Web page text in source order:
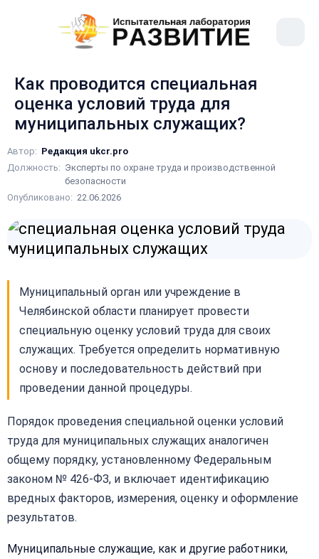
Как проводится специальная
оценка условий труда для
муниципальных служащих?
Автор: Редакция ukcr.pro
Должность: Эксперты по охране труда и производственной
безопасности
Опубликовано: 22.06.2026
Муниципальный орган или учреждение в
Челябинской области планирует провести
специальную оценку условий труда для своих
служащих. Требуется определить нормативную
основу и последовательность действий при
проведении данной процедуры.
Порядок проведения специальной оценки условий
труда для муниципальных служащих аналогичен
общему порядку, установленному Федеральным
законом № 426-ФЗ, и включает идентификацию
вредных факторов, измерения, оценку и оформление
результатов.
Муниципальные служащие, как и другие работники,